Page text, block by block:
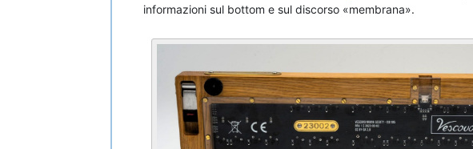
informazioni sul bottom e sul discorso «membrana».